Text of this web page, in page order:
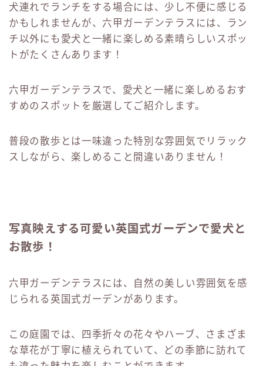
犬連れでランチをする場合には、少し不便に感じる
かもしれませんが、六甲ガーデンテラスには、ラン
チ以外にも愛犬と一緒に楽しめる素晴らしいスポッ
トがたくさんあります！
六甲ガーデンテラスで、愛犬と一緒に楽しめるおす
すめのスポットを厳選してご紹介します。
普段の散歩とは一味違った特別な雰囲気でリラック
スしながら、楽しめること間違いありません！
写真映えする可愛い英国式ガーデンで愛犬と
お散歩！
六甲ガーデンテラスには、自然の美しい雰囲気を感
じられる英国式ガーデンがあります。
この庭園では、四季折々の花々やハーブ、さまざま
な草花が丁寧に植えられていて、どの季節に訪れて